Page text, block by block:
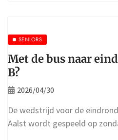
SENIORS
Met de bus naar
B?
2026/04/30
De wedstrijd voor de
Aalst wordt gespeeld op